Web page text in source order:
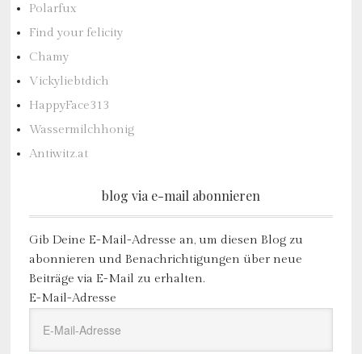
Polarfux
Find your felicity
Chamy
Vickyliebtdich
HappyFace313
Wassermilchhonig
Antiwitz.at
blog via e-mail abonnieren
Gib Deine E-Mail-Adresse an, um diesen Blog zu
abonnieren und Benachrichtigungen über neue
Beiträge via E-Mail zu erhalten.
E-Mail-Adresse